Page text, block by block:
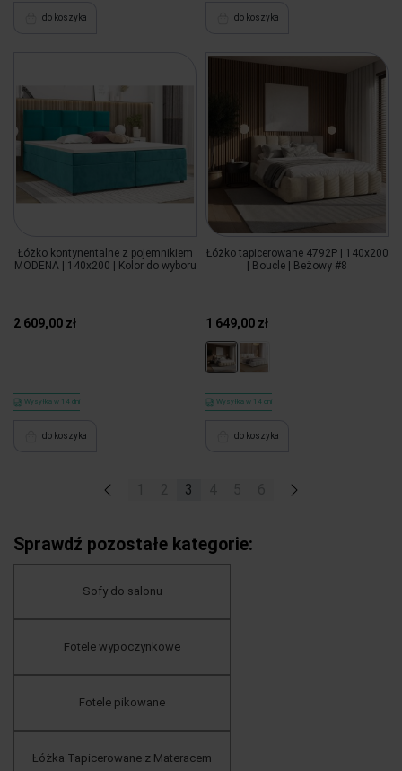
do koszyka do koszyka
Łóżko kontynentalne z pojemnikiem
MODENA | 140x200 | Kolor do wyboru
2 609,00 zł
Wysyłka w 14 dni
do koszyka
Łóżko tapicerowane 4792P | 140x200
| Boucle | Beżowy #8
1 649,00 zł
Wysyłka w 14 dni
do koszyka
« 3 »
Sprawdź pozostałe kategorie:
Sofy do salonu
Fotele wypoczynkowe
Fotele pikowane
Łóżka Tapicerowane z Materacem